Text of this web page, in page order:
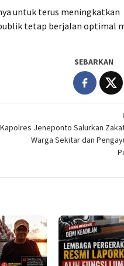
untuk terus meningkatkan
tetap berjalan optimal
SEBARKAN
Kapolres Jeneponto Salurkan
Warga Sekitar dan